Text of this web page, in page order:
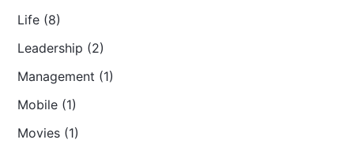
Life (8)
Leadership (2)
Management (1)
Mobile (1)
Movies (1)